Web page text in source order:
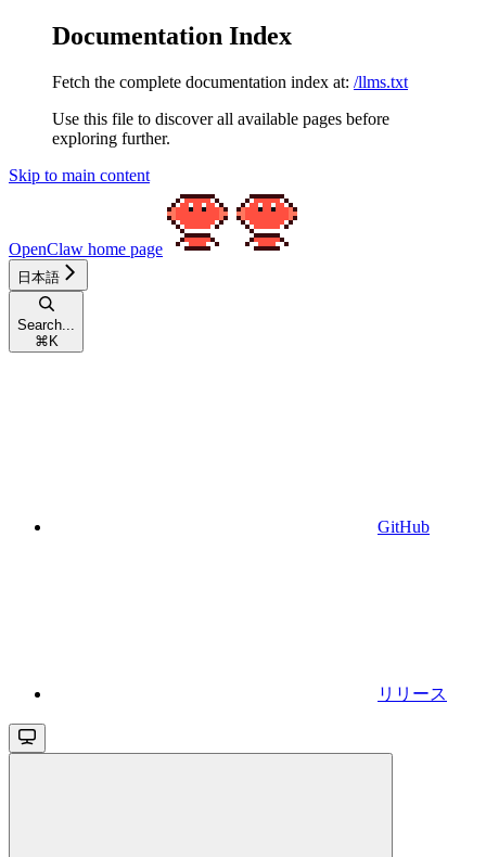
Documentation Index
Fetch the complete documentation index at: /llms.txt
Use this file to discover all available pages before
exploring further.
Skip to main content
OpenClaw home page
日本語
Search...
⌘ K
GitHub
リリース